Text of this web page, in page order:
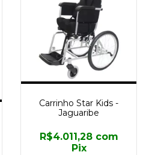
Carrinho Star Kids -
Jaguaribe
R$4.011,28 com
Pix